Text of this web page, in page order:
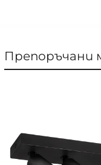
Препоръчани